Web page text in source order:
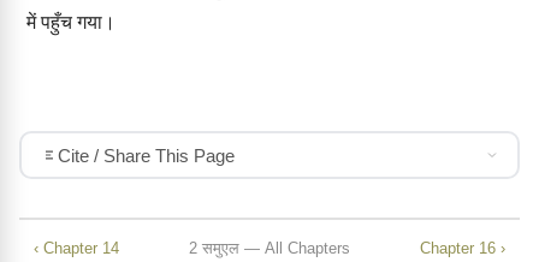
में पहुँच गया।
Cite / Share This Page
‹ Chapter 14 2 समुएल — All Chapters Chapter 16 ›